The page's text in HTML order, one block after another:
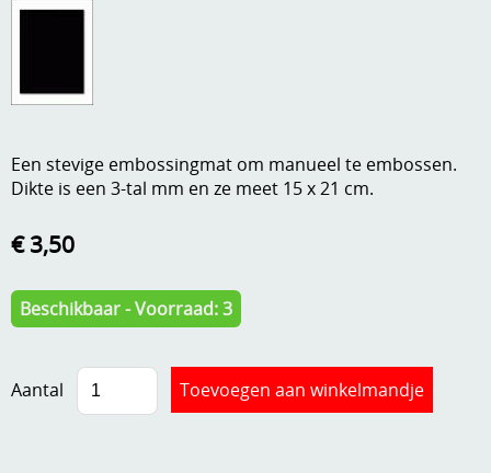
Boeken en magazines
Dies om te stansen
DVD-CD
Embossen
Handige extra's
Hechtingsmaterialen
Hout , MDF, kartonmateriaal, steen
Kleurmateriaal-tekenmateriaal
Mijn account
Gastenboek
Een stevige embossingmat om manueel te embossen.
Dikte is een 3-tal mm en ze meet 15 x 21 cm.
€ 3,50
Beschikbaar - Voorraad: 3
Aantal